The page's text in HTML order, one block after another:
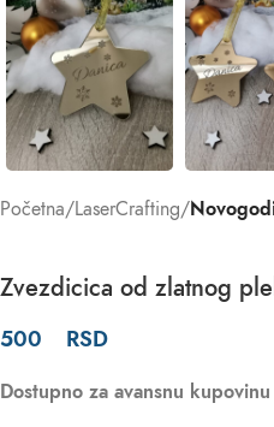
Početna LaserCrafting
Zvezdicica od zlatnog
500 RSD
Dostupno za avansnu kupovinu